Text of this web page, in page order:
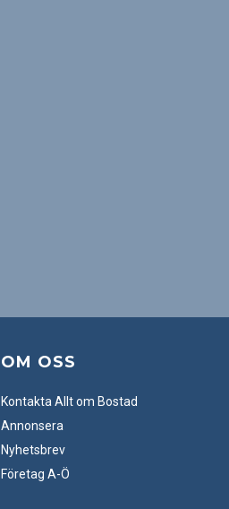
OM OSS
Kontakta Allt om Bostad
Annonsera
Nyhetsbrev
Företag A-Ö